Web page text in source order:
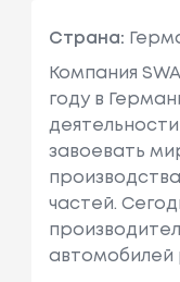
Страна:
Компания
году в
завоевать
частей.
автомобилей